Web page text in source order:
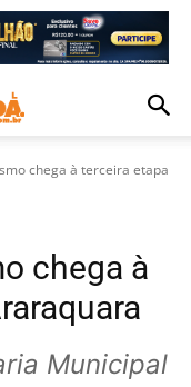
chega à terceira etapa
chega à
Municipal